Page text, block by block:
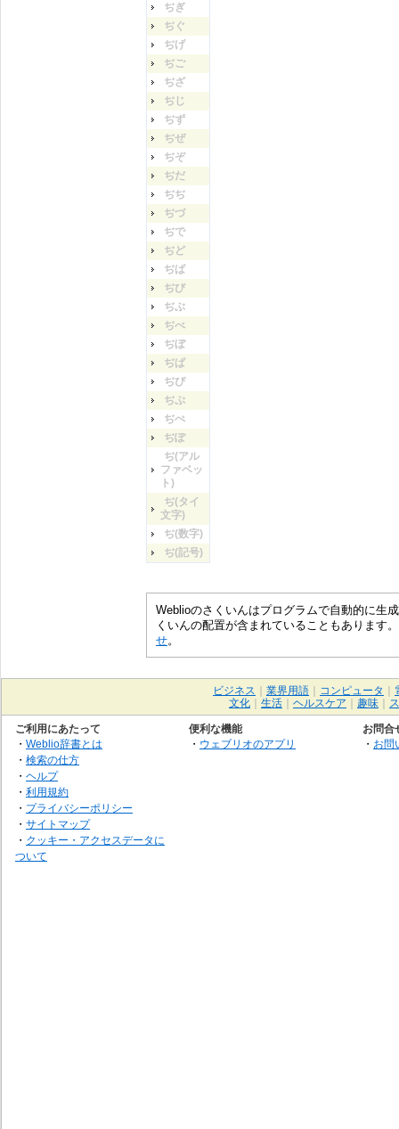
ぢぎ
ぢぐ
ぢげ
ぢご
ぢざ
ぢじ
ぢず
ぢぜ
ぢぞ
ぢだ
ぢぢ
ぢづ
ぢで
ぢど
ぢば
ぢび
ぢぶ
ぢべ
ぢぼ
ぢぱ
ぢぴ
ぢぷ
ぢぺ
ぢぽ
ぢ(アル
ファベッ
ト)
ぢ(タイ
文字)
ぢ(数字)
ぢ(記号)
Weblioのさくいんはプログラムで自動的に生
くいんの配置が含まれていることもあります
せ。
ビジネス 業界用語 コンピュータ
文化
生活 ヘルスケア 趣味
ご利用にあたって
・ Weblio辞書とは
・ 検索の仕方
・ ヘルプ
・ 利用規約
・ プライバシーポリシー
・ サイトマップ
・ クッキー・アクセスデータに
ついて
便利な機能
・ ウェブリオのアプリ
お問合
・ お問